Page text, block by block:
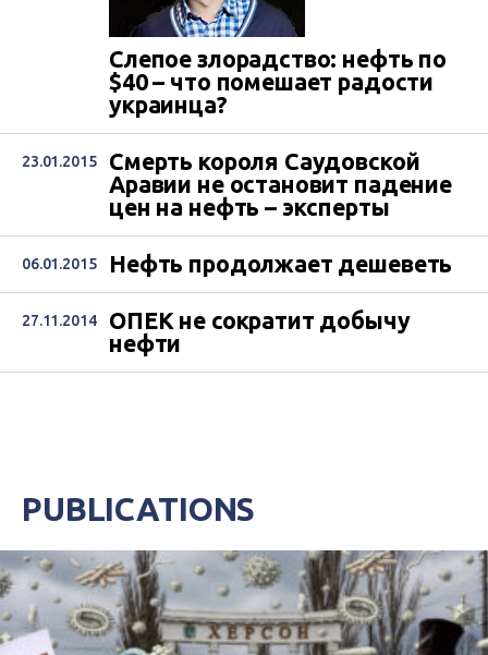
Слепое злорадство: нефть по
$40 – что помешает радости
украинца?
23.01.2015
Смерть короля Саудовской
Аравии не остановит падение
цен на нефть – эксперты
06.01.2015 Нефть продолжает дешеветь
27.11.2014
ОПЕК не сократит добычу
нефти
PUBLICATIONS